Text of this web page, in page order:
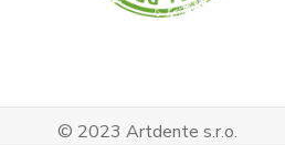
© 2023 Artdente s.r.o.